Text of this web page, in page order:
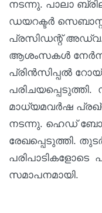
നടന്നു. പാലാ
ഡയറക്ടർ
പ്രസിഡന്റ്
ആശംസകൾ
പ്രിൻസിപ്പൽ
മാധ്യമവർഷ
നടന്നു. ഹെഡ്
രേഖപ്പെടുത്തി.
സമാപനമായി.